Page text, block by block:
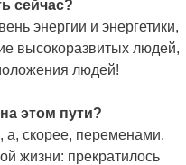
сейчас?
энергии и энергетики,
высокоразвитых людей,
людей!
этом пути?
а, скорее, переменами.
жизни: прекратилось